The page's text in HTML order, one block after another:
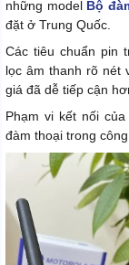
những model Bộ
đặt ở Trung Quốc.
Các tiêu chuẩn pin
lọc âm thanh rõ nét
giá đã dễ tiếp cận
Phạm vi kết nối
đàm thoại trong